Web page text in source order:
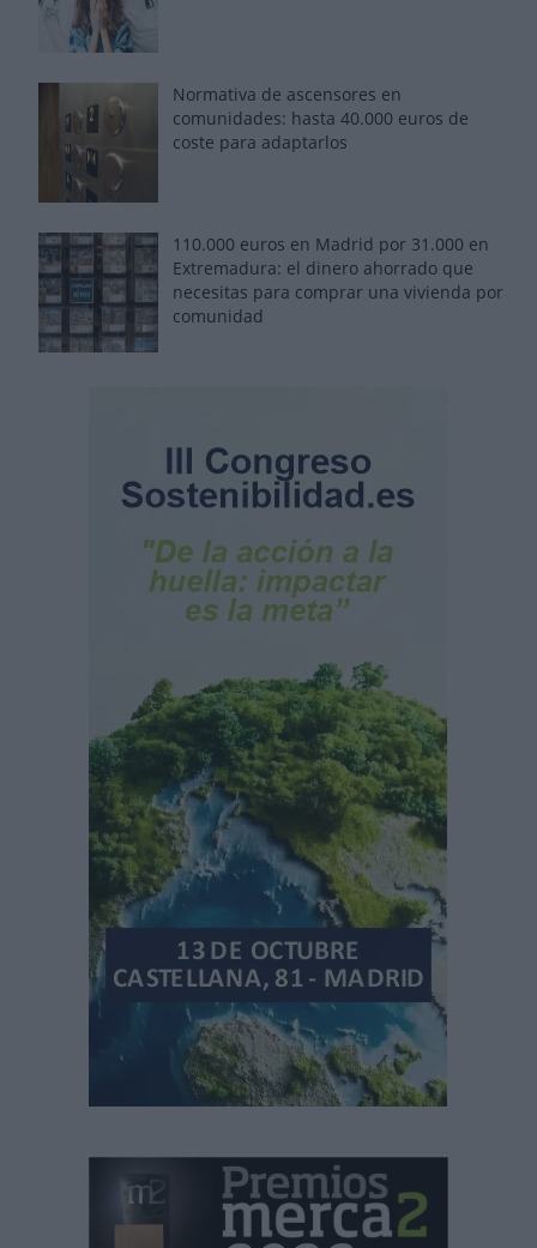
Normativa de ascensores en
comunidades: hasta 40.000 euros de
coste para adaptarlos
110.000 euros en Madrid por 31.000 en
Extremadura: el dinero ahorrado que
necesitas para comprar una vivienda por
comunidad